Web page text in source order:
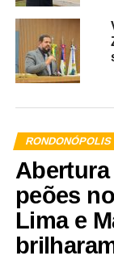
RONDONÓPOLIS
peões
Lima e